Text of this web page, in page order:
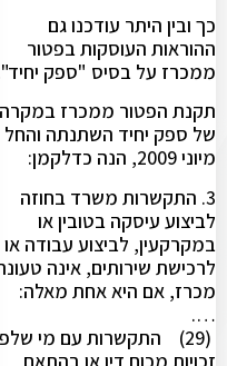
כך ובין היתר עודכנו גם
ההוראות העוסקות בפטור
ממכרז על בסיס "ספק יחיד".
תקנת הפטור ממכרז במקרה
של ספק יחיד השתנתה והחל
מיוני 2009, הנה כדלקמן:
3. התקשרות משרד בחוזה
לביצוע עיסקה בטובין או
במקרקעין, לביצוע עבודה או
לרכישת שירותים, אינה טעונה
מכרז, אם היא אחת מאלה:
….
(29) התקשרות עם מי שלפי
זכויות מכוח דין או בהתאם